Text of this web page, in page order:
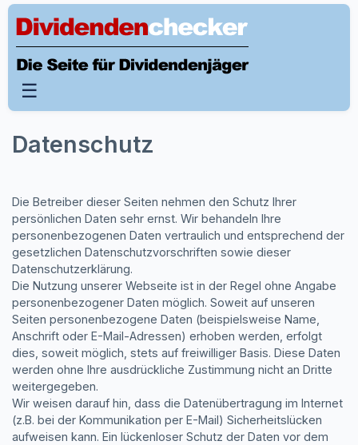
☰
Datenschutz
Die Betreiber dieser Seiten nehmen den Schutz Ihrer
persönlichen Daten sehr ernst. Wir behandeln Ihre
personenbezogenen Daten vertraulich und entsprechend der
gesetzlichen Datenschutzvorschriften sowie dieser
Datenschutzerklärung.
Die Nutzung unserer Webseite ist in der Regel ohne Angabe
personenbezogener Daten möglich. Soweit auf unseren
Seiten personenbezogene Daten (beispielsweise Name,
Anschrift oder E-Mail-Adressen) erhoben werden, erfolgt
dies, soweit möglich, stets auf freiwilliger Basis. Diese Daten
werden ohne Ihre ausdrückliche Zustimmung nicht an Dritte
weitergegeben.
Wir weisen darauf hin, dass die Datenübertragung im Internet
(z.B. bei der Kommunikation per E-Mail) Sicherheitslücken
aufweisen kann. Ein lückenloser Schutz der Daten vor dem